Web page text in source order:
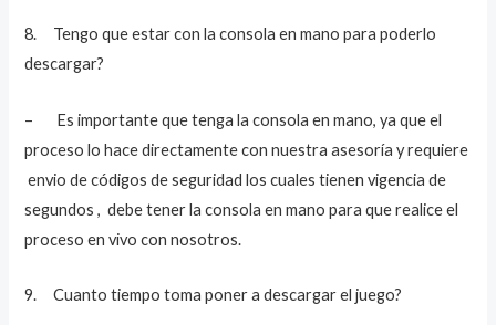
8. Tengo que estar con la consola en mano para poderlo
descargar?
– Es importante que tenga la consola en mano, ya que el
proceso lo hace directamente con nuestra asesoría y requiere
envio de códigos de seguridad los cuales tienen vigencia de
segundos , debe tener la consola en mano para que realice el
proceso en vivo con nosotros.
9. Cuanto tiempo toma poner a descargar el juego?